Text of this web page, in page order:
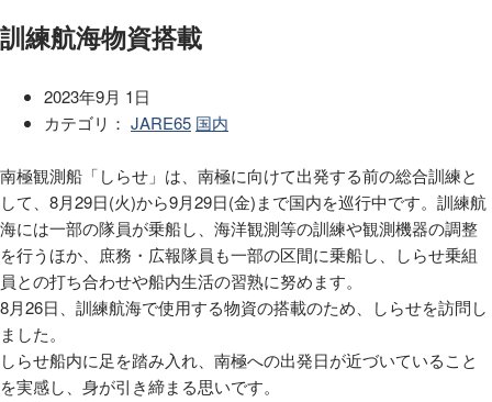
訓練航海物資搭載
2023年9月 1日
カテゴリ： JARE65 国内
南極観測船「しらせ」は、南極に向けて出発する前の総合訓練と
して、8月29日(火)から9月29日(金)まで国内を巡行中です。訓練航
海には一部の隊員が乗船し、海洋観測等の訓練や観測機器の調整
を行うほか、庶務・広報隊員も一部の区間に乗船し、しらせ乗組
員との打ち合わせや船内生活の習熟に努めます。
8月26日、訓練航海で使用する物資の搭載のため、しらせを訪問し
ました。
しらせ船内に足を踏み入れ、南極への出発日が近づいていること
を実感し、身が引き締まる思いです。